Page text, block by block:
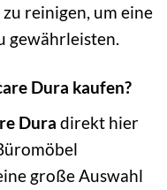
reinigen, um eine
gewährleisten.
Dura kaufen?
Dura direkt hier
große Auswahl